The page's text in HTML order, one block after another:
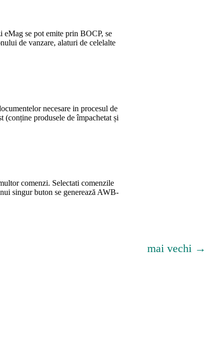
se pot emite prin BOCP, se
de vanzare, alaturi de celelalte
necesare in procesul de
produsele de împachetat și
comenzi. Selectati comenzile
singur buton se generează AWB-
mai vechi →